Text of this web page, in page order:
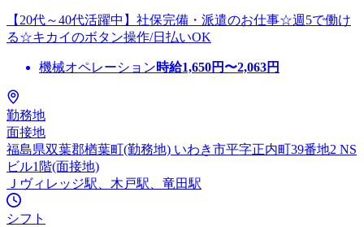
【20代～40代活躍中】社保完備・派遣のお仕事☆週5で働け
る☆キカイのボタン操作/日払いOK
機械オペレーション時給1,650円〜2,063円
勤務地
面接地
福島県双葉郡楢葉町(勤務地) いわき市平字正内町39番地2 NS
ビル1階(面接地)
Ｊヴィレッジ駅、木戸駅、竜田駅
シフト